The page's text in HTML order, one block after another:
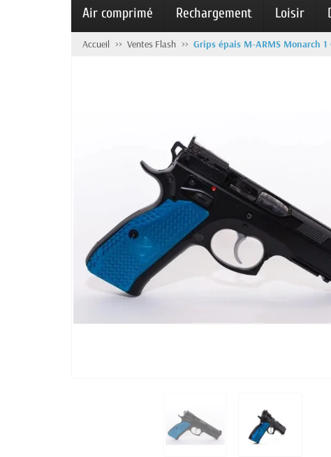
Air comprimé Rechargement Loisir
Accueil Ventes Flash Grips épais M-ARMS Monarch 1